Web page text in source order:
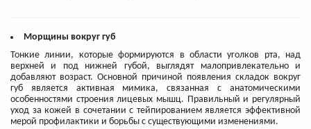
Морщины вокруг губ
Тонкие линии, которые формируются в области уголков рта, над
верхней и под нижней губой, выглядят малопривлекательно и
добавляют возраст. Основной причиной появления складок вокруг
губ является активная мимика, связанная с анатомическими
особенностями строения лицевых мышц. Правильный и регулярный
уход за кожей в сочетании с тейпированием является эффективной
мерой профилактики и борьбы с существующими изменениями.